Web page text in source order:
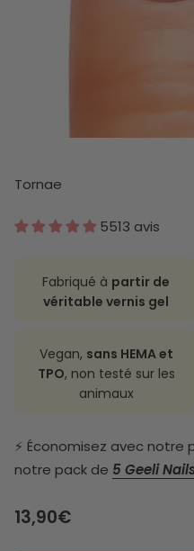
Tornae
5513 avis
Fabriqué à partir de
véritable vernis gel
Vegan, sans HEMA et
TPO, non testé sur les
animaux
⚡️ Économisez avec notre
notre pack de 5 Geeli
Prix de vente
13,90€